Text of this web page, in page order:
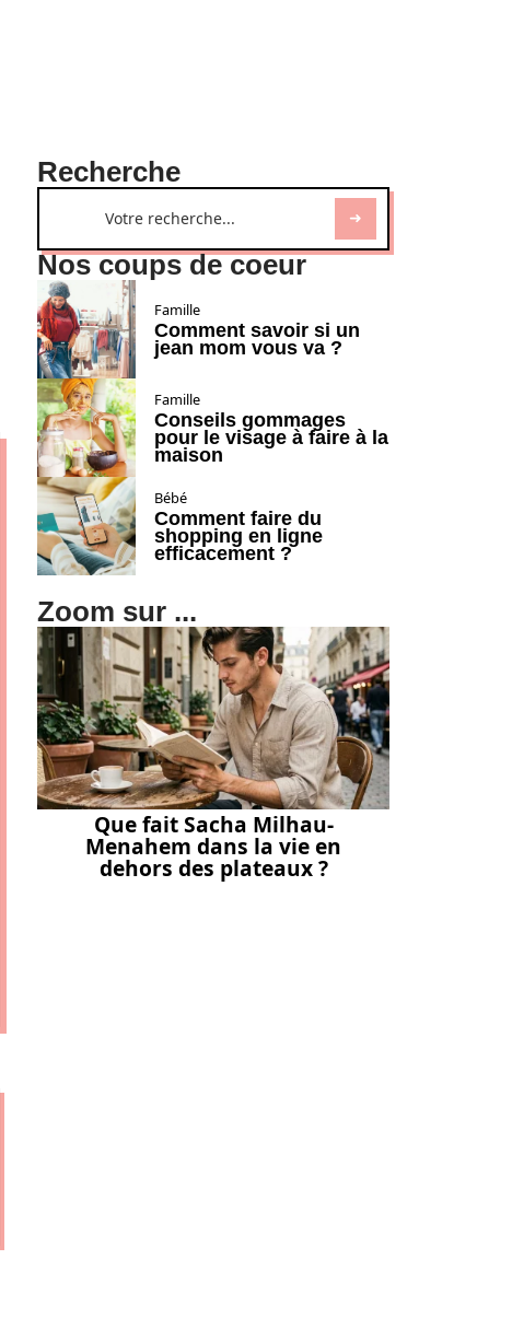
Recherche
Nos coups de coeur
Famille
Comment savoir si un
jean mom vous va ?
Famille
Conseils gommages
pour le visage à faire à la
maison
Bébé
Comment faire du
shopping en ligne
efficacement ?
Zoom sur ...
Que fait Sacha Milhau-
Menahem dans la vie en
dehors des plateaux ?